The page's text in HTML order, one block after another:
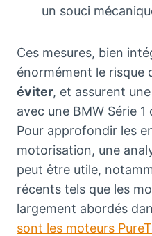
un souci
Ces mesures, bien
énormément le risque
éviter, et assurent
avec une BMW Série 1
Pour approfondir les
motorisation, une
peut être utile,
récents tels que les
largement abordés
sont les moteurs